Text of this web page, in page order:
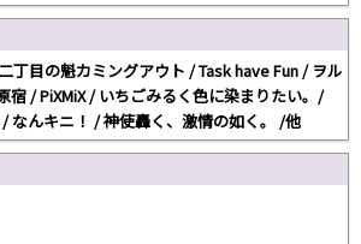
丁目の魁カミングアウト / Task have Fun / ヲル
宿 / PiXMiX / いちごみるく色に染まりたい。/
なんキニ！ / 神使轟く、激情の如く。 /他